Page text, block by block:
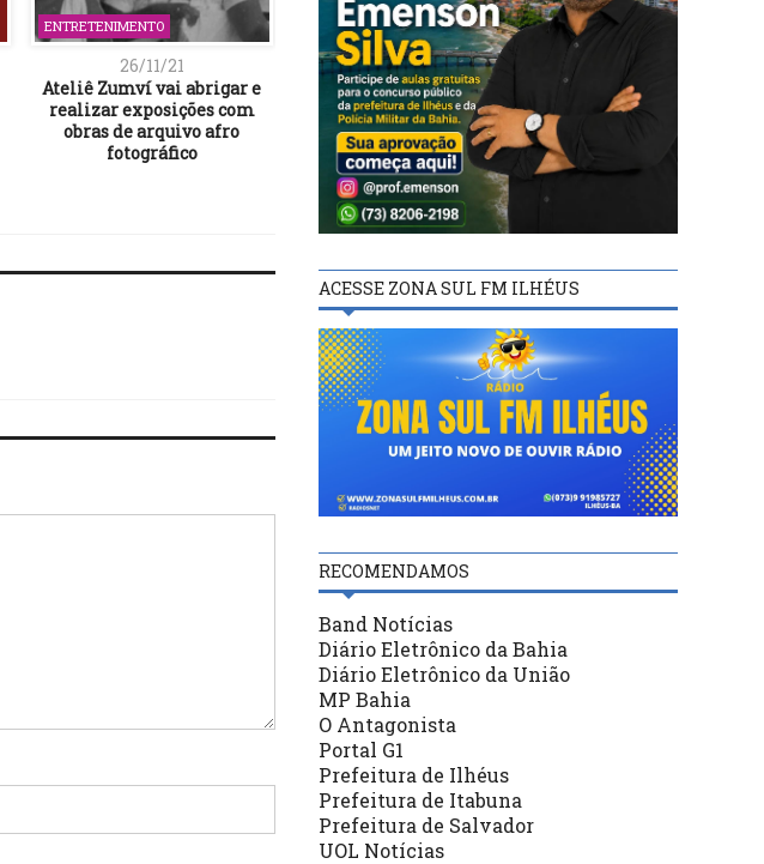
ENTRETENIMENTO
26/11/21
Ateliê Zumví vai abrigar e
realizar exposições com
obras de arquivo afro
fotográfico
ENTRETENIMENTO
24/10/25
Filme baiano vence prêmio
de Melhor Curta
Documentário no 10º
Festival Internacional de
Cine en Nicaragua (FICN)
ENTRETENIMENTO
Embratur nomeia
Brown como
ACESSE ZONA SUL FM ILHÉUS
RECOMENDAMOS
Band Notícias
Diário Eletrônico da Bahia
Diário Eletrônico da União
MP Bahia
O Antagonista
Portal G1
Prefeitura de Ilhéus
Prefeitura de Itabuna
Prefeitura de Salvador
UOL Notícias